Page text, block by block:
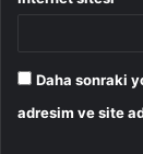
Daha sonraki
adresim ve site